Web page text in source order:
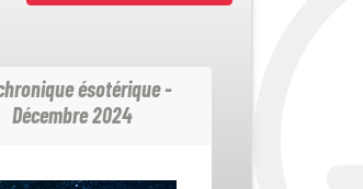
ésotérique -
Décembre 2024